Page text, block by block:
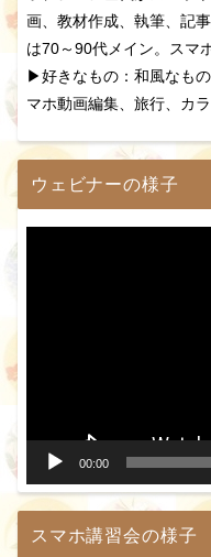
画、教材作成、執筆、記
は70～90代メイン。スマ
▶好きなもの：和風なも
マホ動画編集、旅行、カ
ウェビナーの様子
00:00
スマホ講習会の様子